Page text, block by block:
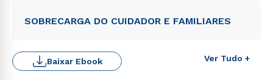
SOBRECARGA DO CUIDADOR E FAMILIARES
Ver Tudo +
Baixar Ebook